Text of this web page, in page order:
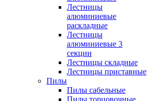
Лестницы
алюминиевые
раскладные
Лестницы
алюминиевые 3
секции
Лестницы складные
Лестницы приставные
Пилы
Пилы сабельные
Пилы торцовочные